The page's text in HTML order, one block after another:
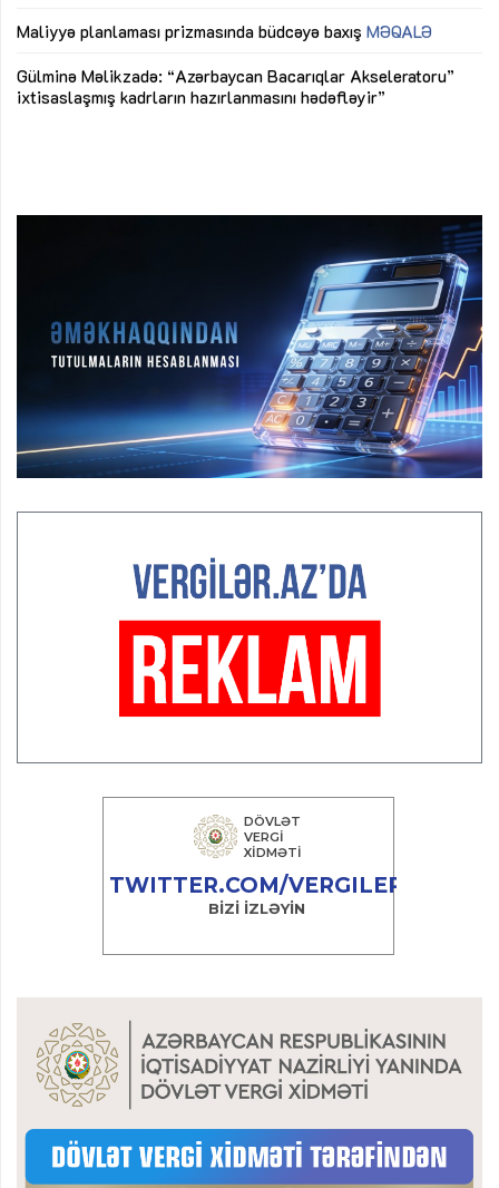
Maliyyə planlaması prizmasında büdcəyə baxış MƏQALƏ
Gülminə Məlikzadə: “Azərbaycan Bacarıqlar Akseleratoru”
ixtisaslaşmış kadrların hazırlanmasını hədəfləyir”